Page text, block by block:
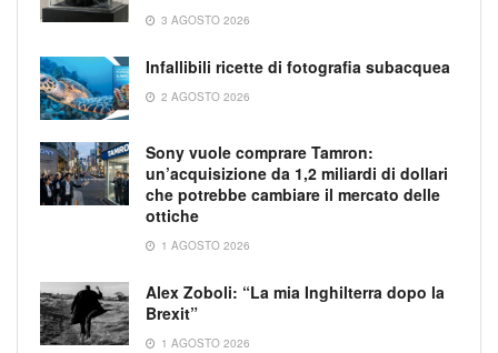
3 AGOSTO 2026
Infallibili ricette di fotografia subacquea
2 AGOSTO 2026
Sony vuole comprare Tamron:
un’acquisizione da 1,2 miliardi di dollari
che potrebbe cambiare il mercato delle
ottiche
1 AGOSTO 2026
Alex Zoboli: “La mia Inghilterra dopo la
Brexit”
1 AGOSTO 2026